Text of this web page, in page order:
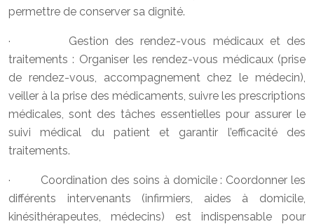
permettre de conserver sa dignité.
· Gestion des rendez-vous médicaux et des
traitements : Organiser les rendez-vous médicaux (prise
de rendez-vous, accompagnement chez le médecin),
veiller à la prise des médicaments, suivre les prescriptions
médicales, sont des tâches essentielles pour assurer le
suivi médical du patient et garantir l’efficacité des
traitements.
· Coordination des soins à domicile : Coordonner les
différents intervenants (infirmiers, aides à domicile,
kinésithérapeutes, médecins) est indispensable pour